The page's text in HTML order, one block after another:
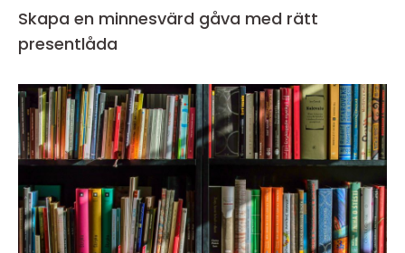
Skapa en minnesvärd gåva med rätt
presentlåda